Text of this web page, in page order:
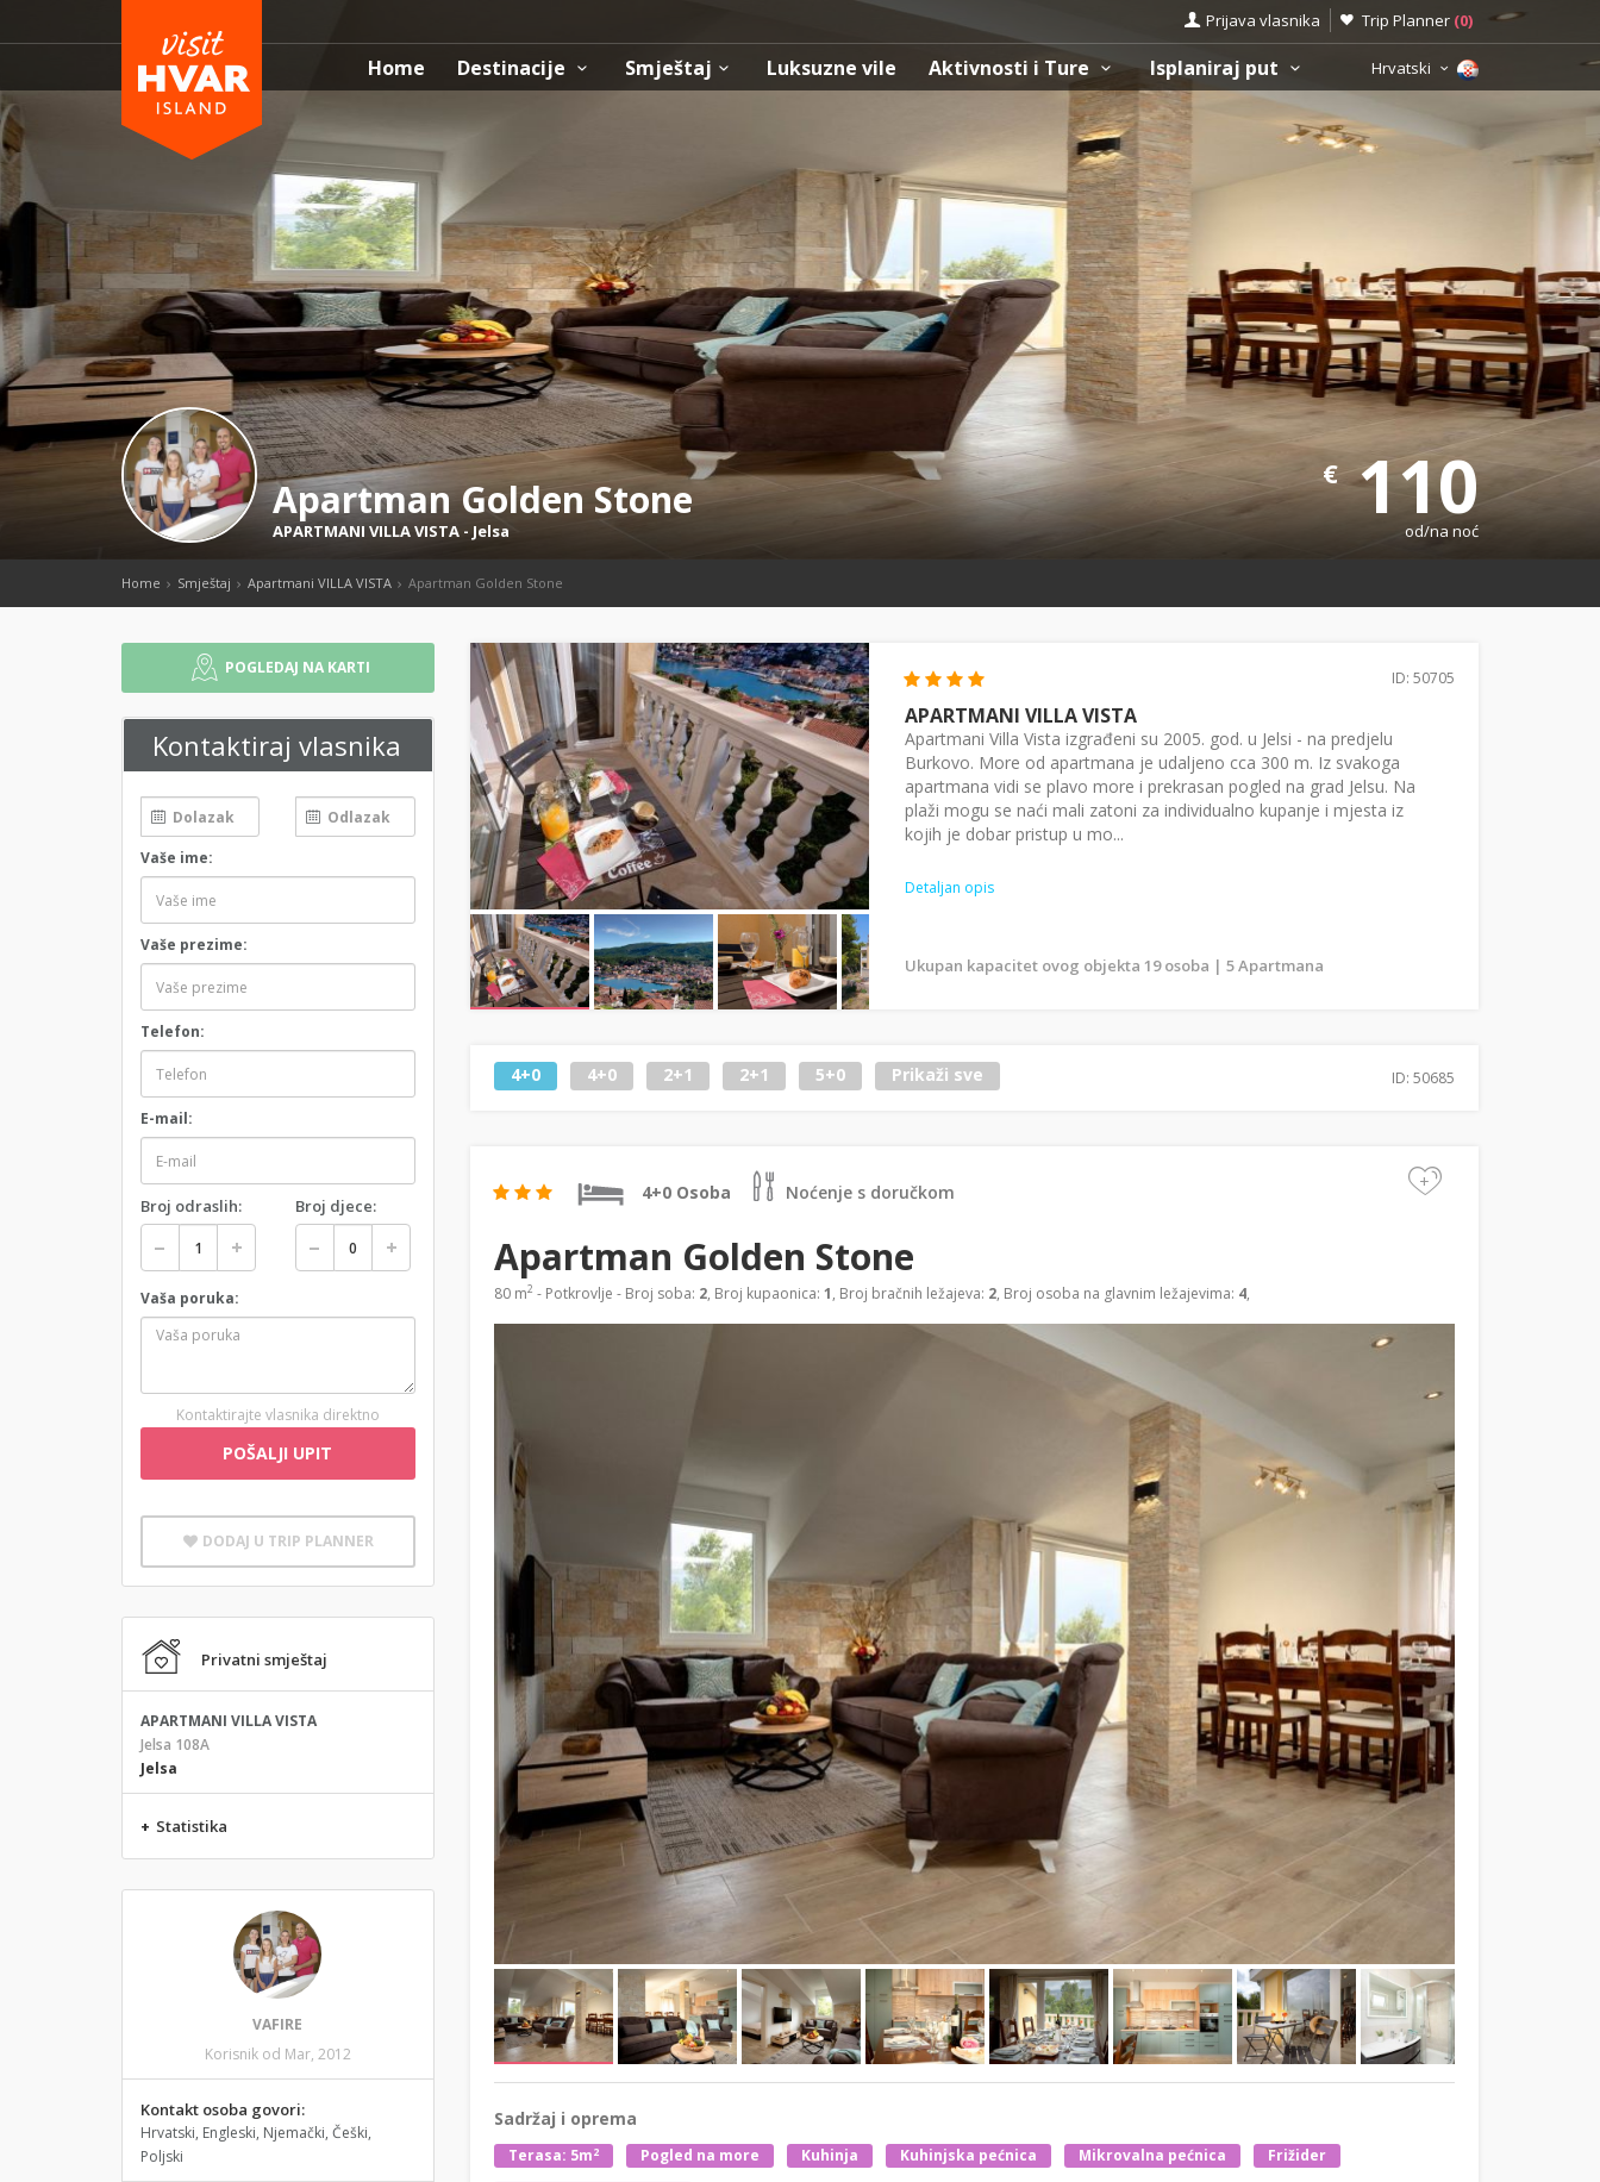
Prijava vlasnika Trip Planner (0)
Home Destinacije Smještaj Luksuzne vile Aktivnosti i Ture Isplaniraj put Hrvatski
Apartman Golden Stone
APARTMANI VILLA VISTA - Jelsa
€110
od/na noć
Home Smještaj Apartmani VILLA VISTA Apartman Golden Stone
POGLEDAJ NA KARTI
Kontaktiraj vlasnika
Vaše ime:
Vaše prezime:
Telefon:
E-mail:
Broj odraslih: Broj djece:
Vaša poruka:
Kontaktirajte vlasnika direktno
POŠALJI UPIT
DODAJ U TRIP PLANNER
Privatni smještaj
APARTMANI VILLA VISTA
Jelsa 108A
Jelsa
+ Statistika
VAFIRE
Korisnik od Mar, 2012
Kontakt osoba govori:
Hrvatski, Engleski, Njemački, Češki,
Poljski
ID: 50705
APARTMANI VILLA VISTA
Apartmani Villa Vista izgrađeni su 2005. god. u Jelsi - na predjelu
Burkovo. More od apartmana je udaljeno cca 300 m. Iz svakoga
apartmana vidi se plavo more i prekrasan pogled na grad Jelsu. Na
plaži mogu se naći mali zatoni za individualno kupanje i mjesta iz
kojih je dobar pristup u mo...
Detaljan opis
Ukupan kapacitet ovog objekta 19 osoba | 5 Apartmana
4+0 4+0 2+1 2+1 5+0 Prikaži sve ID: 50685
4+0 Osoba Noćenje s doručkom +
Apartman Golden Stone
80 m2 - Potkrovlje - Broj soba: 2, Broj kupaonica: 1, Broj bračnih ležajeva: 2, Broj osoba na glavnim ležajevima: 4,
Sadržaj i oprema
Terasa: 5m2 Pogled na more Kuhinja Kuhinjska pećnica Mikrovalna pećnica
Frižider